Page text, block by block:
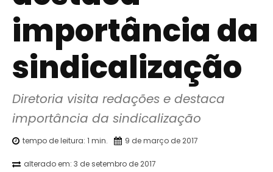
importância da
sindicalização
Diretoria visita redações e destaca
importância da sindicalização
tempo de leitura: 1 min. 9 de março de 2017
alterado em: 3 de setembro de 2017